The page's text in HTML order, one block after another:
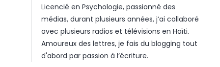
Licencié en Psychologie, passionné des
médias, durant plusieurs années, j’ai collaboré
avec plusieurs radios et télévisions en Haïti.
Amoureux des lettres, je fais du blogging tout
d'abord par passion à l’écriture.